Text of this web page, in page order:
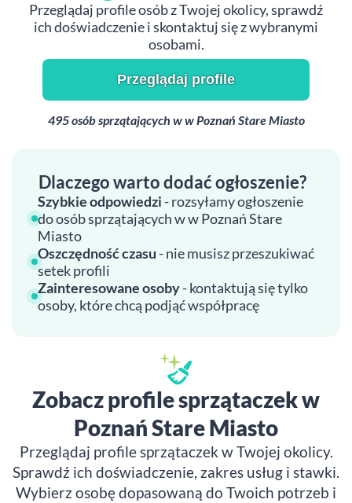
Przeglądaj profile osób z Twojej okolicy, sprawdź
ich doświadczenie i skontaktuj się z wybranymi
osobami.
Przeglądaj profile
495 osób sprzątających w w Poznań Stare Miasto
Dlaczego warto dodać ogłoszenie?
Szybkie odpowiedzi - rozsyłamy ogłoszenie
do osób sprzątających w w Poznań Stare
Miasto
Oszczędność czasu - nie musisz przeszukiwać
setek profili
Zainteresowane osoby- kontaktują się tylko
osoby, które chcą podjąć współpracę
Zobacz profile sprzątaczek w
Poznań Stare Miasto
Przeglądaj profile sprzątaczek w Twojej okolicy.
Sprawdź ich doświadczenie, zakres usług i stawki.
Wybierz osobę dopasowaną do Twoich potrzeb i